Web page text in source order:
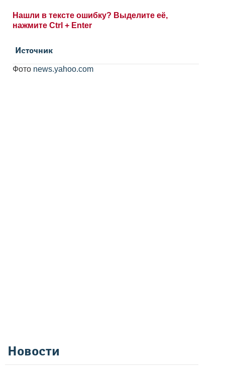
Нашли в тексте ошибку? Выделите её,
нажмите Ctrl + Enter
Источник
Фото news.yahoo.com
Новости